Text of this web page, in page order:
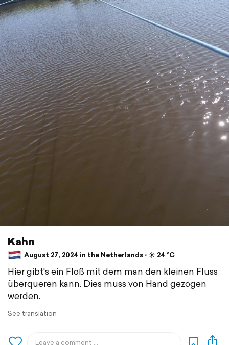
Kahn
August 27, 2024 in the Netherlands ⋅ ☀️ 24 °C
Hier gibt's ein Floß mit dem man den kleinen Fluss
überqueren kann. Dies muss von Hand gezogen
werden.
See translation